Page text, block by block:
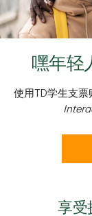
嘿年轻
使用TD学生支票
享受